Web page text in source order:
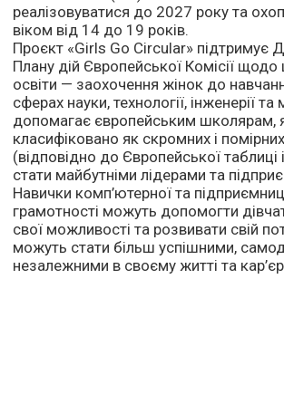
реалізовуватися до 2027 року та
віком від 14 до 19 років.
Проєкт «Girls Go Circular» підтримує
Плану дій Європейської Комісії
освіти — заохочення жінок до
сферах науки, технології, інженерії
допомагає європейським школярам,
класифіковано як скромних і
(відповідно до Європейської таблиці
стати майбутніми лідерами та
Навички комп’ютерної та
грамотності можуть допомогти
свої можливості та розвивати свій
можуть стати більш успішними,
незалежними в своєму житті та